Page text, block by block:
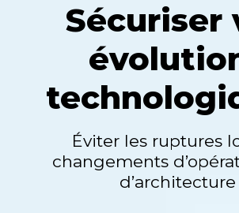
Sécuriser
Éviter les ruptures
changements
d’architecture